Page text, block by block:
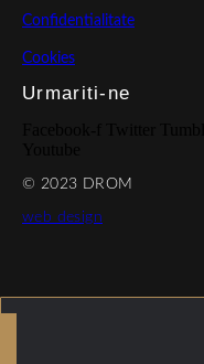
Confidentialitate
Cookies
Urmariti-ne
© 2023 DROM
web design